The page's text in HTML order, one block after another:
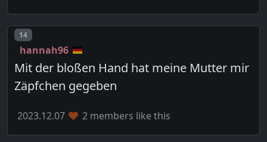
Post number
14
hannah96
Mit der bloßen Hand hat meine Mutter mir
Zäpfchen gegeben
2023.12.07 2 members like this